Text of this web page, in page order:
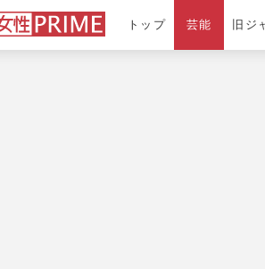
トップ 芸能 旧ジ